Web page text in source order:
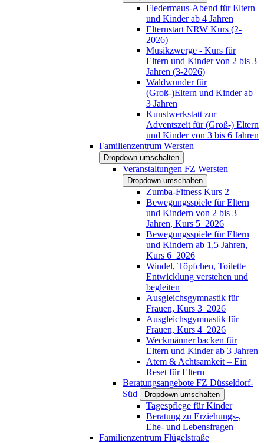
Fledermaus-Abend für Eltern
und Kinder ab 4 Jahren
Elternstart NRW Kurs (2-
2026)
Musikzwerge - Kurs für
Eltern und Kinder von 2 bis 3
Jahren (3-2026)
Waldwunder für
(Groß-)Eltern und Kinder ab
3 Jahren
Kunstwerkstatt zur
Adventszeit für (Groß-) Eltern
und Kinder von 3 bis 6 Jahren
Familienzentrum Wersten
Dropdown umschalten
Veranstaltungen FZ Wersten
Dropdown umschalten
Zumba-Fitness Kurs 2
Bewegungsspiele für Eltern
und Kindern von 2 bis 3
Jahren, Kurs 5_2026
Bewegungsspiele für Eltern
und Kindern ab 1,5 Jahren,
Kurs 6_2026
Windel, Töpfchen, Toilette –
Entwicklung verstehen und
begleiten
Ausgleichsgymnastik für
Frauen, Kurs 3_2026
Ausgleichsgymnastik für
Frauen, Kurs 4_2026
Weckmänner backen für
Eltern und Kinder ab 3 Jahren
Atem & Achtsamkeit – Ein
Reset für Eltern
Beratungsangebote FZ Düsseldorf-
Süd
Dropdown umschalten
Tagespflege für Kinder
Beratung zu Erziehungs-,
Ehe- und Lebensfragen
Familienzentrum Flügelstraße